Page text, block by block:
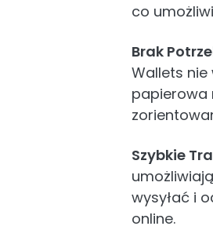
co
Brak
Wallets
papierowa
Szybkie
wysyłać i
online.